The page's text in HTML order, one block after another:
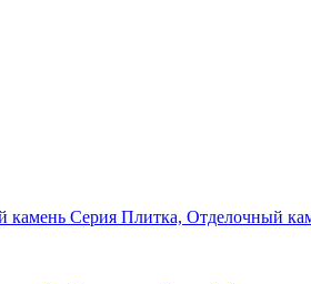
камень Серия Плитка, Отделочный